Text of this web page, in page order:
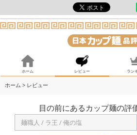
ホーム レビュー ラン
ホーム > レビュー
目の前にあるカップ麺の評